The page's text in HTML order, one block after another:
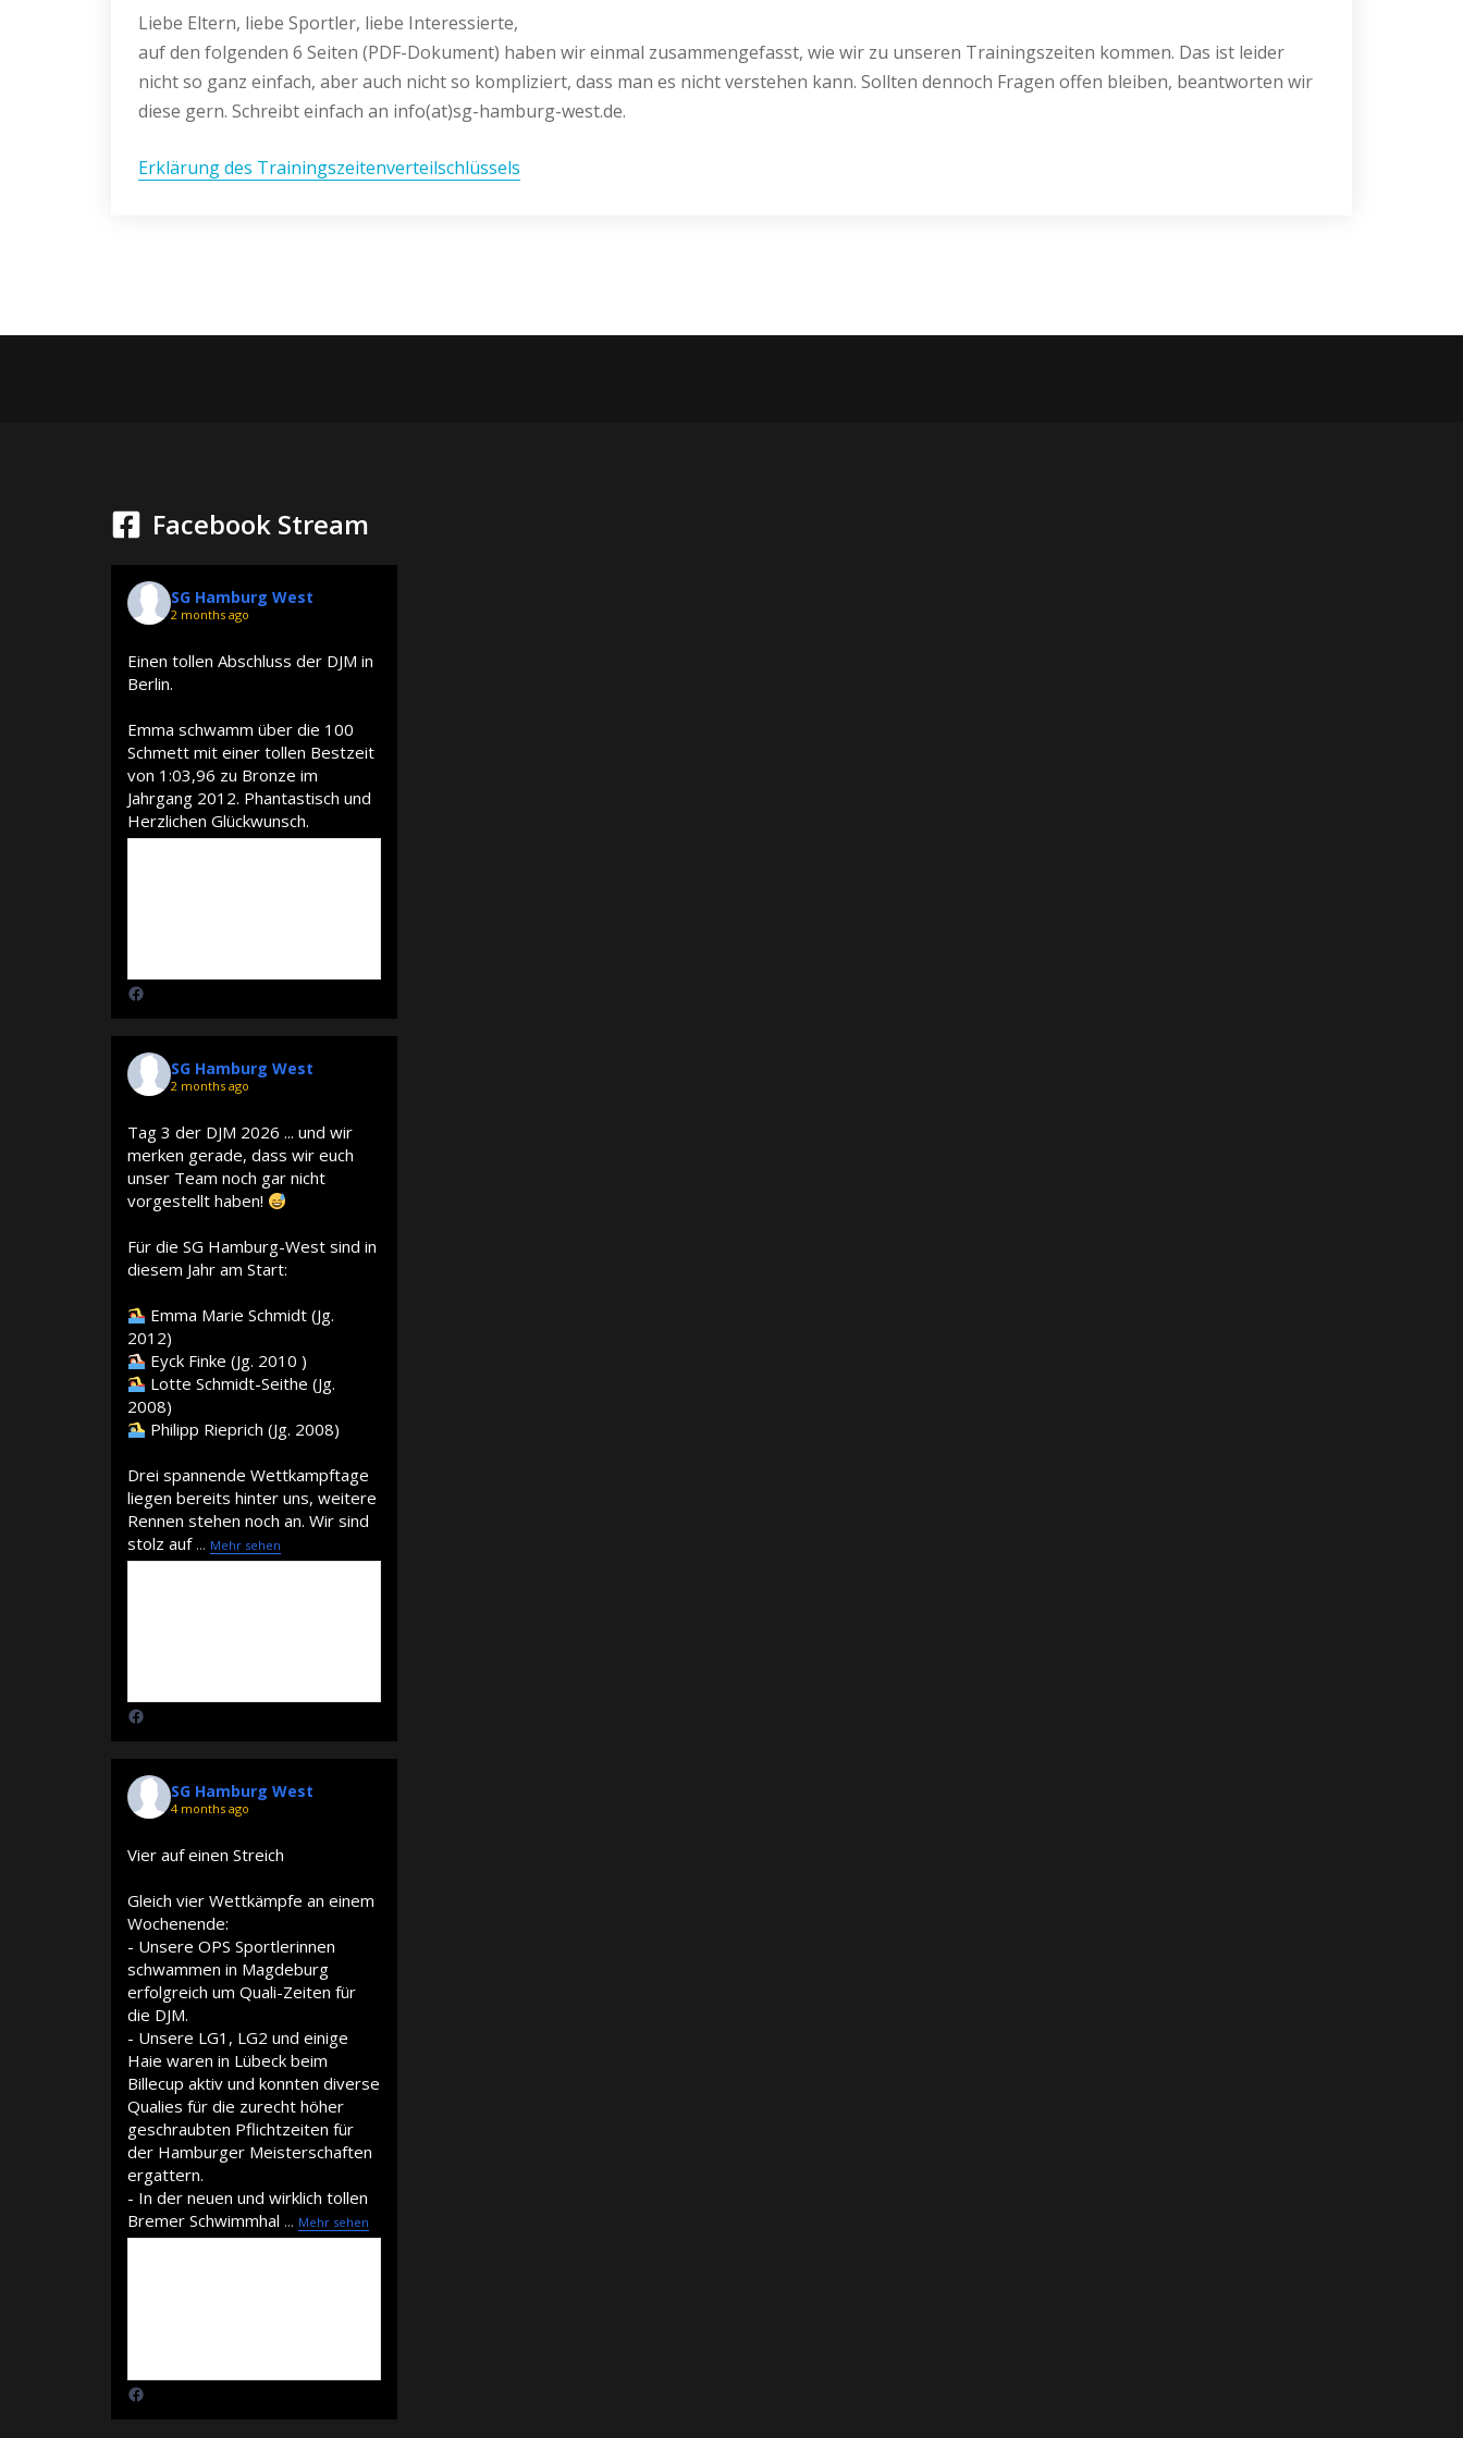
Liebe Eltern, liebe Sportler, liebe Interessierte,
auf den folgenden 6 Seiten (PDF-Dokument) haben wir einmal zusammengefasst, wie wir zu unseren Trainingszeiten kommen. Das ist leider
nicht so ganz einfach, aber auch nicht so kompliziert, dass man es nicht verstehen kann. Sollten dennoch Fragen offen bleiben, beantworten wir
diese gern. Schreibt einfach an info(at)sg-hamburg-west.de.
Erklärung des Trainingszeitenverteilschlüssels
Facebook Stream
SG Hamburg West
2 months ago
Einen tollen Abschluss der DJM in
Berlin.
Emma schwamm über die 100
Schmett mit einer tollen Bestzeit
von 1:03,96 zu Bronze im
Jahrgang 2012. Phantastisch und
Herzlichen Glückwunsch.
SG Hamburg West
2 months ago
Tag 3 der DJM 2026 ... und wir
merken gerade, dass wir euch
unser Team noch gar nicht
vorgestellt haben!
Für die SG Hamburg-West sind in
diesem Jahr am Start:
Emma Marie Schmidt (Jg.
2012)
Eyck Finke (Jg. 2010 )
Lotte Schmidt-Seithe (Jg.
2008)
Philipp Rieprich (Jg. 2008)
Drei spannende Wettkampftage
liegen bereits hinter uns, weitere
Rennen stehen noch an. Wir sind
stolz auf ... Mehr sehen
SG Hamburg West
4 months ago
Vier auf einen Streich
Gleich vier Wettkämpfe an einem
Wochenende:
- Unsere OPS Sportlerinnen
schwammen in Magdeburg
erfolgreich um Quali-Zeiten für
die DJM.
- Unsere LG1, LG2 und einige
Haie waren in Lübeck beim
Billecup aktiv und konnten diverse
Qualies für die zurecht höher
geschraubten Pflichtzeiten für
der Hamburger Meisterschaften
ergattern.
- In der neuen und wirklich tollen
Bremer Schwimmhal ... Mehr sehen